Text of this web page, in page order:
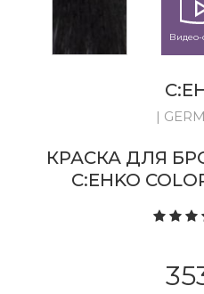
Видео-
|
КРАСКА ДЛЯ
C:EHKO